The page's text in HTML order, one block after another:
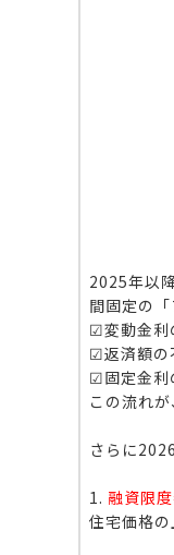
2025年以
間固定の
☑変動金利
☑返済額の
☑固定金利
この流れ
さらに
1. 融資限
住宅価格